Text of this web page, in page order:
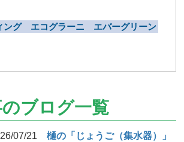
ング エコグラーニ エバーグリーン
ブログ一覧
07/21
樋の「じょうご（集水器）」